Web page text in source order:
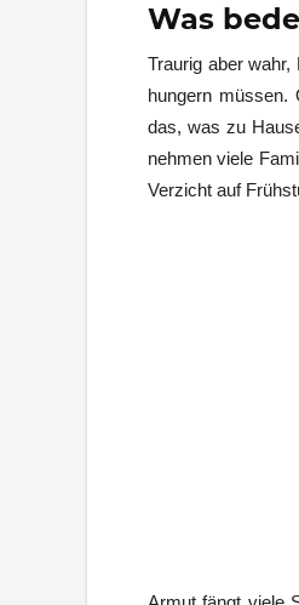
Was
Traurig aber
hungern müssen.
das, was zu
nehmen viele
Verzicht auf